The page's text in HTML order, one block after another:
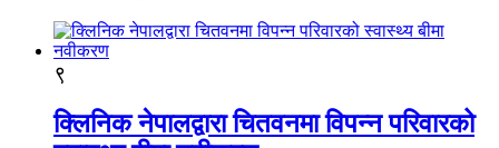
९
क्लिनिक नेपालद्वारा चितवनमा विपन्न परिवारको